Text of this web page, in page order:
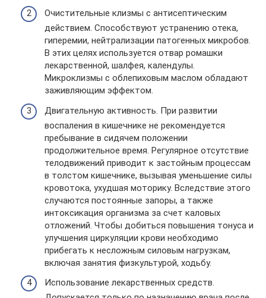
Очистительные клизмы с антисептическим
действием. Способствуют устранению отека,
гиперемии, нейтрализации патогенных микробов.
В этих целях используется отвар ромашки
лекарственной, шалфея, календулы.
Микроклизмы с облепиховым маслом обладают
заживляющим эффектом.
Двигательную активность. При развитии
воспаления в кишечнике не рекомендуется
пребывание в сидячем положении
продолжительное время. Регулярное отсутствие
телодвижений приводит к застойным процессам
в толстом кишечнике, вызывая уменьшение силы
кровотока, ухудшая моторику. Вследствие этого
случаются постоянные запоры, а также
интоксикация организма за счет каловых
отложений. Чтобы добиться повышения тонуса и
улучшения циркуляции крови необходимо
прибегать к несложным силовым нагрузкам,
включая занятия физкультурой, ходьбу.
Использование лекарственных средств.